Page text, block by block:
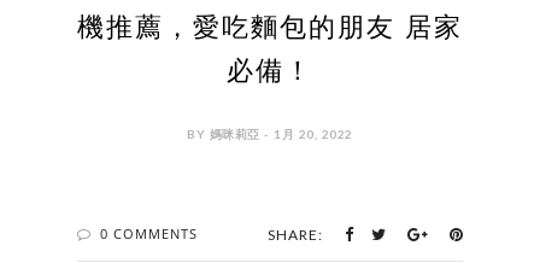
機推薦，愛吃麵包的朋友 居家
必備！
BY 媽咪莉亞 - 1月 20, 2022
0 COMMENTS SHARE: